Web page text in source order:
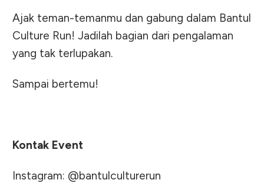
Ajak teman-temanmu dan gabung dalam Bantul
Culture Run! Jadilah bagian dari pengalaman
yang tak terlupakan.
Sampai bertemu!
Kontak Event
Instagram: @bantulculturerun